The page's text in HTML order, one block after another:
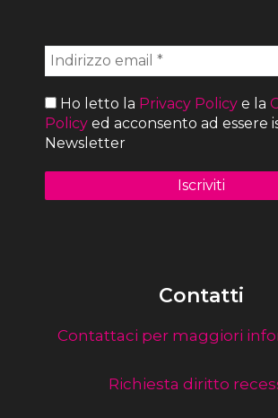
Ho letto la Privacy Policy e la
Policy ed acconsento ad essere
Newsletter
Contatti
Contattaci per maggiori
Richiesta diritto